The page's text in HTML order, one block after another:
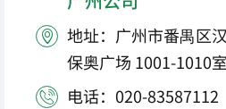
 地址：广州市番禺区
保奥广场 1001-1010室
 电话：020-83587112